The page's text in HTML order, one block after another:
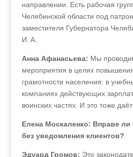
направлении. Есть рабочая
Челябинской области под
заместителя Губернатора
И. А.
Анна Афанасьева: Мы
мероприятия в целях
грамотности населения: в
компаниях действующих
воинских частях. И это тоже даёт
Елена Москаленко: Вправе ли
без уведомления клиентов?
Эдуард Громов: Это